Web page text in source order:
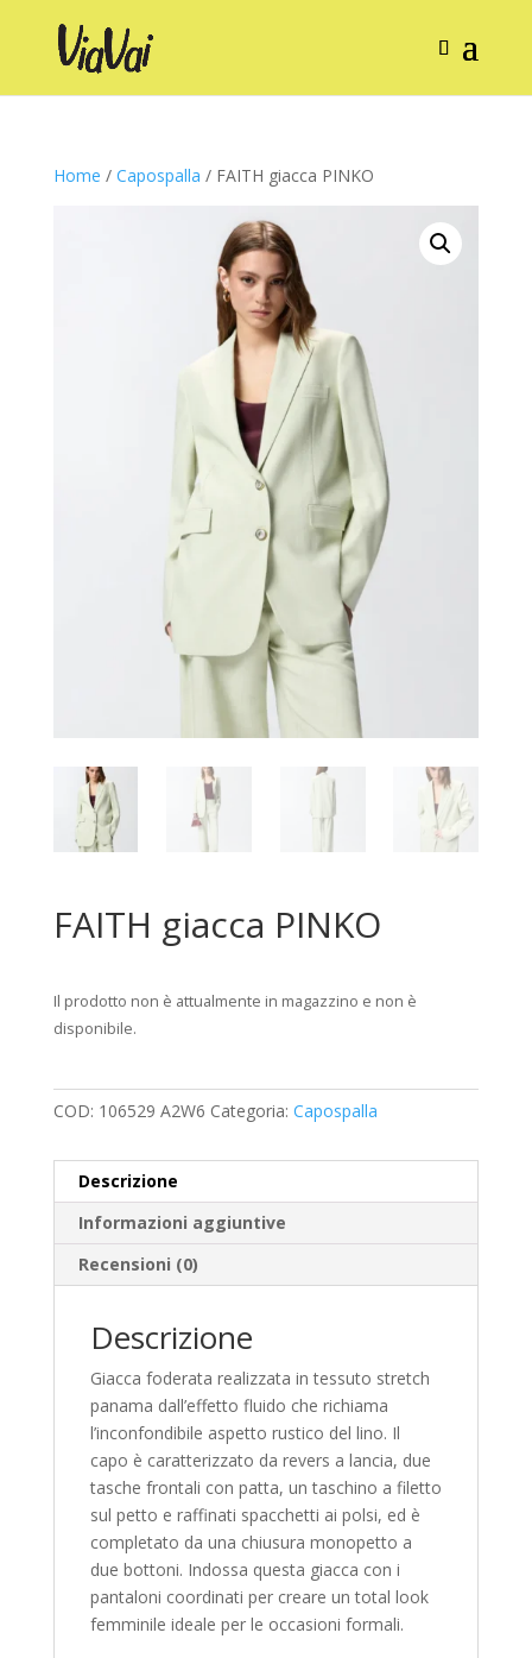
Home / Capospalla / FAITH giacca PINKO
FAITH giacca PINKO
Il prodotto non è attualmente in magazzino e non è
disponibile.
COD: 106529 A2W6 Categoria: Capospalla
Descrizione
Informazioni aggiuntive
Recensioni (0)
Descrizione
Giacca foderata realizzata in tessuto stretch
panama dall’effetto fluido che richiama
l’inconfondibile aspetto rustico del lino. Il
capo è caratterizzato da revers a lancia, due
tasche frontali con patta, un taschino a filetto
sul petto e raffinati spacchetti ai polsi, ed è
completato da una chiusura monopetto a
due bottoni. Indossa questa giacca con i
pantaloni coordinati per creare un total look
femminile ideale per le occasioni formali.